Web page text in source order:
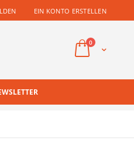
EIN KONTO ERSTELLEN
Cart
0Artikel